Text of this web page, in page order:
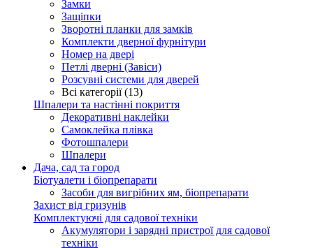
Замки
Защіпки
Зворотні планки для замків
Комплекти дверної фурнітури
Номер на двері
Петлі дверні (Завіси)
Розсувні системи для дверей
Всі категорії (13)
Шпалери та настінні покриття
Декоративні наклейки
Самоклейка плівка
Фотошпалери
Шпалери
Дача, сад та город
Біотуалети і біопрепарати
Засоби для вигрібних ям, біопрепарати
Захист від гризунів
Комплектуючі для садової техніки
Акумулятори і зарядні пристрої для садової
техніки